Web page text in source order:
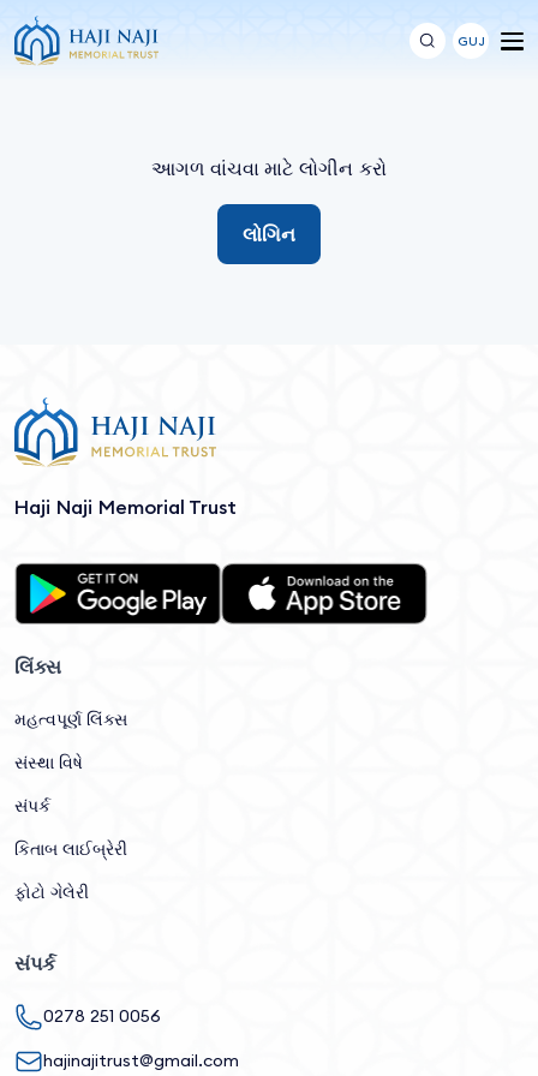
GUJ
આગળ વાંચવા માટે લોગીન કરો
લોગિન
Haji Naji Memorial Trust
લિંક્સ
મહત્વપૂર્ણ લિંક્સ
સંસ્થા વિષે
સંપર્ક
કિતાબ લાઈબ્રેરી
ફોટો ગેલેરી
સંપર્ક
0278 251 0056
hajinajitrust@gmail.com